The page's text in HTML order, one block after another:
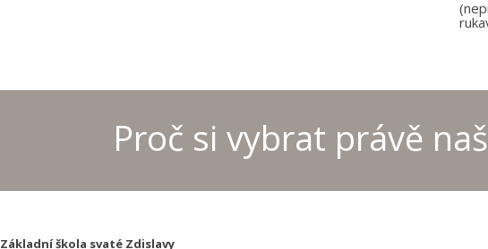
Proč si vybrat právě
Základní škola svaté Zdislavy